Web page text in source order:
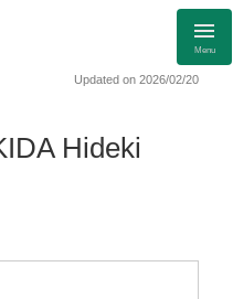
Menu
Updated on 2026/02/20
Hideki